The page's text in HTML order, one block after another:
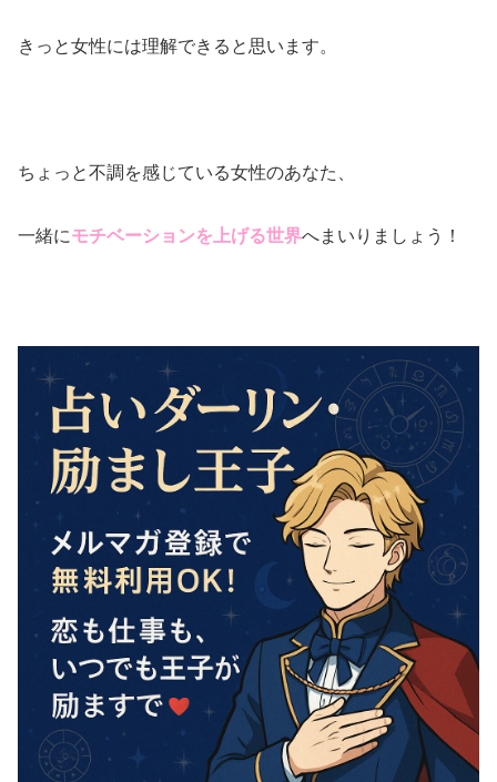
きっと女性には理解できると思います。
ちょっと不調を感じている女性のあなた、
一緒にモチベーションを上げる世界へまいりましょう！